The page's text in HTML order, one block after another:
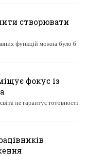
створювати
функцій можна було б
фокус із
не гарантує готовності